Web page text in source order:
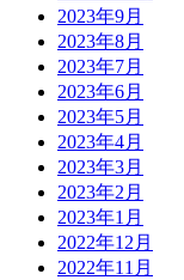
2023年9月
2023年8月
2023年7月
2023年6月
2023年5月
2023年4月
2023年3月
2023年2月
2023年1月
2022年12月
2022年11月